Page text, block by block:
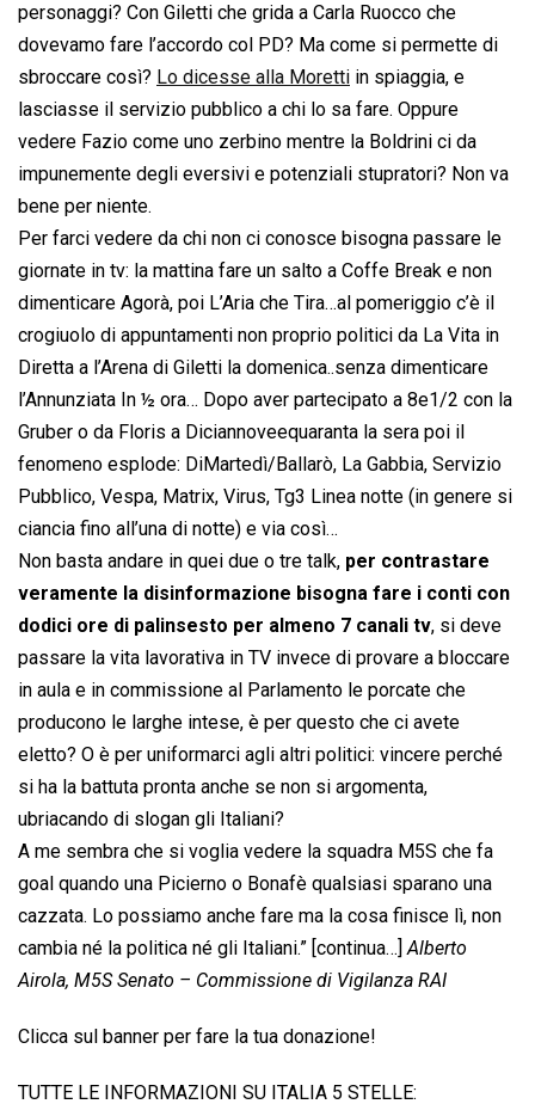
personaggi? Con Giletti che grida a Carla Ruocco che
dovevamo fare l’accordo col PD? Ma come si permette di
sbroccare così? Lo dicesse alla Moretti in spiaggia, e
lasciasse il servizio pubblico a chi lo sa fare. Oppure
vedere Fazio come uno zerbino mentre la Boldrini ci da
impunemente degli eversivi e potenziali stupratori? Non va
bene per niente.
Per farci vedere da chi non ci conosce bisogna passare le
giornate in tv: la mattina fare un salto a Coffe Break e non
dimenticare Agorà, poi L’Aria che Tira…al pomeriggio c’è il
crogiuolo di appuntamenti non proprio politici da La Vita in
Diretta a l’Arena di Giletti la domenica..senza dimenticare
l’Annunziata In ½ ora… Dopo aver partecipato a 8e1/2 con la
Gruber o da Floris a Diciannoveequaranta la sera poi il
fenomeno esplode: DiMartedì/Ballarò, La Gabbia, Servizio
Pubblico, Vespa, Matrix, Virus, Tg3 Linea notte (in genere si
ciancia fino all’una di notte) e via così…
Non basta andare in quei due o tre talk, per contrastare
veramente la disinformazione bisogna fare i conti con
dodici ore di palinsesto per almeno 7 canali tv, si deve
passare la vita lavorativa in TV invece di provare a bloccare
in aula e in commissione al Parlamento le porcate che
producono le larghe intese, è per questo che ci avete
eletto? O è per uniformarci agli altri politici: vincere perché
si ha la battuta pronta anche se non si argomenta,
ubriacando di slogan gli Italiani?
A me sembra che si voglia vedere la squadra M5S che fa
goal quando una Picierno o Bonafè qualsiasi sparano una
cazzata. Lo possiamo anche fare ma la cosa finisce lì, non
cambia né la politica né gli Italiani.” [continua…]Alberto
Airola, M5S Senato – Commissione di Vigilanza RAI
Clicca sul banner per fare la tua donazione!
TUTTE LE INFORMAZIONI SU ITALIA 5 STELLE: